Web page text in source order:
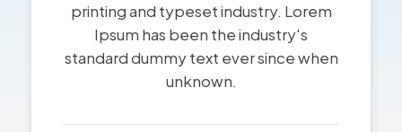
printing and typeset industry. Lorem
Ipsum has been the industry's
standard dummy text ever since when
unknown.